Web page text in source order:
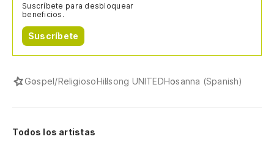
Suscríbete para desbloquear
beneficios.
Suscríbete
Gospel/ReligiosoHillsong UNITEDHosanna (Spanish)
Todos los artistas